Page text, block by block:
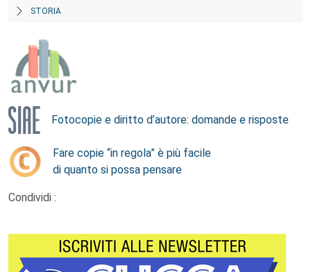
STORIA
Fotocopie e diritto d’autore: domande e risposte
Fare copie “in regola” è più facile
di quanto si possa pensare
Condividi :